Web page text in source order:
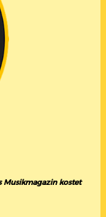
Musikmagazin kostet